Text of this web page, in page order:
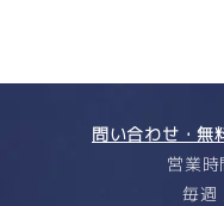
問い合わせ・無
営業
毎週